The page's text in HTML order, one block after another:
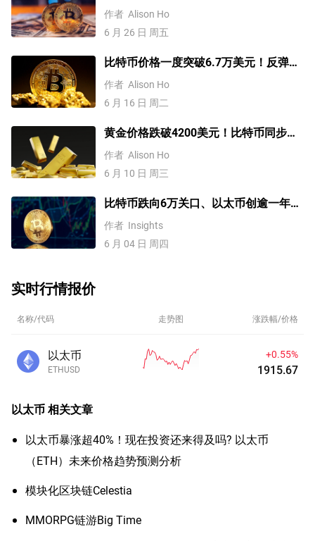
分析师这样说
作者 Alison Ho
6 月 26 日 周五
比特币价格一度突破6.7万美元！反弹之
路开启?
作者 Alison Ho
6 月 16 日 周二
黄金价格跌破4200美元！比特币同步下
挫！流动性危机卷土重来？
作者 Alison Ho
6 月 10 日 周三
比特币跌向6万关口、以太币创逾一年新
低！一技术形态预示跌势未结束！
作者 Insights
6 月 04 日 周四
实时行情报价
名称/代码 走势图 涨跌幅/价格
以太币
ETHUSD
+0.55%
1915.67
以太币相关文章
以太币暴涨超40%！现在投资还来得及吗? 以太币
（ETH）未来价格趋势预测分析
​模块化区块链Celestia
MMORPG链游Big Time